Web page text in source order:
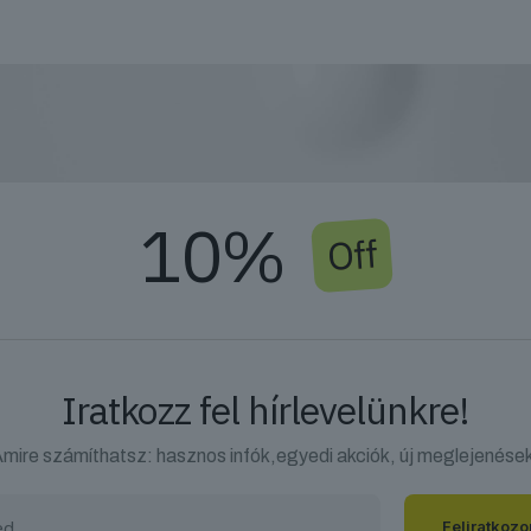
10% Off
Iratkozz fel hírlevelünkre!
számíthatsz: hasznos infók,egyedi akciók, új